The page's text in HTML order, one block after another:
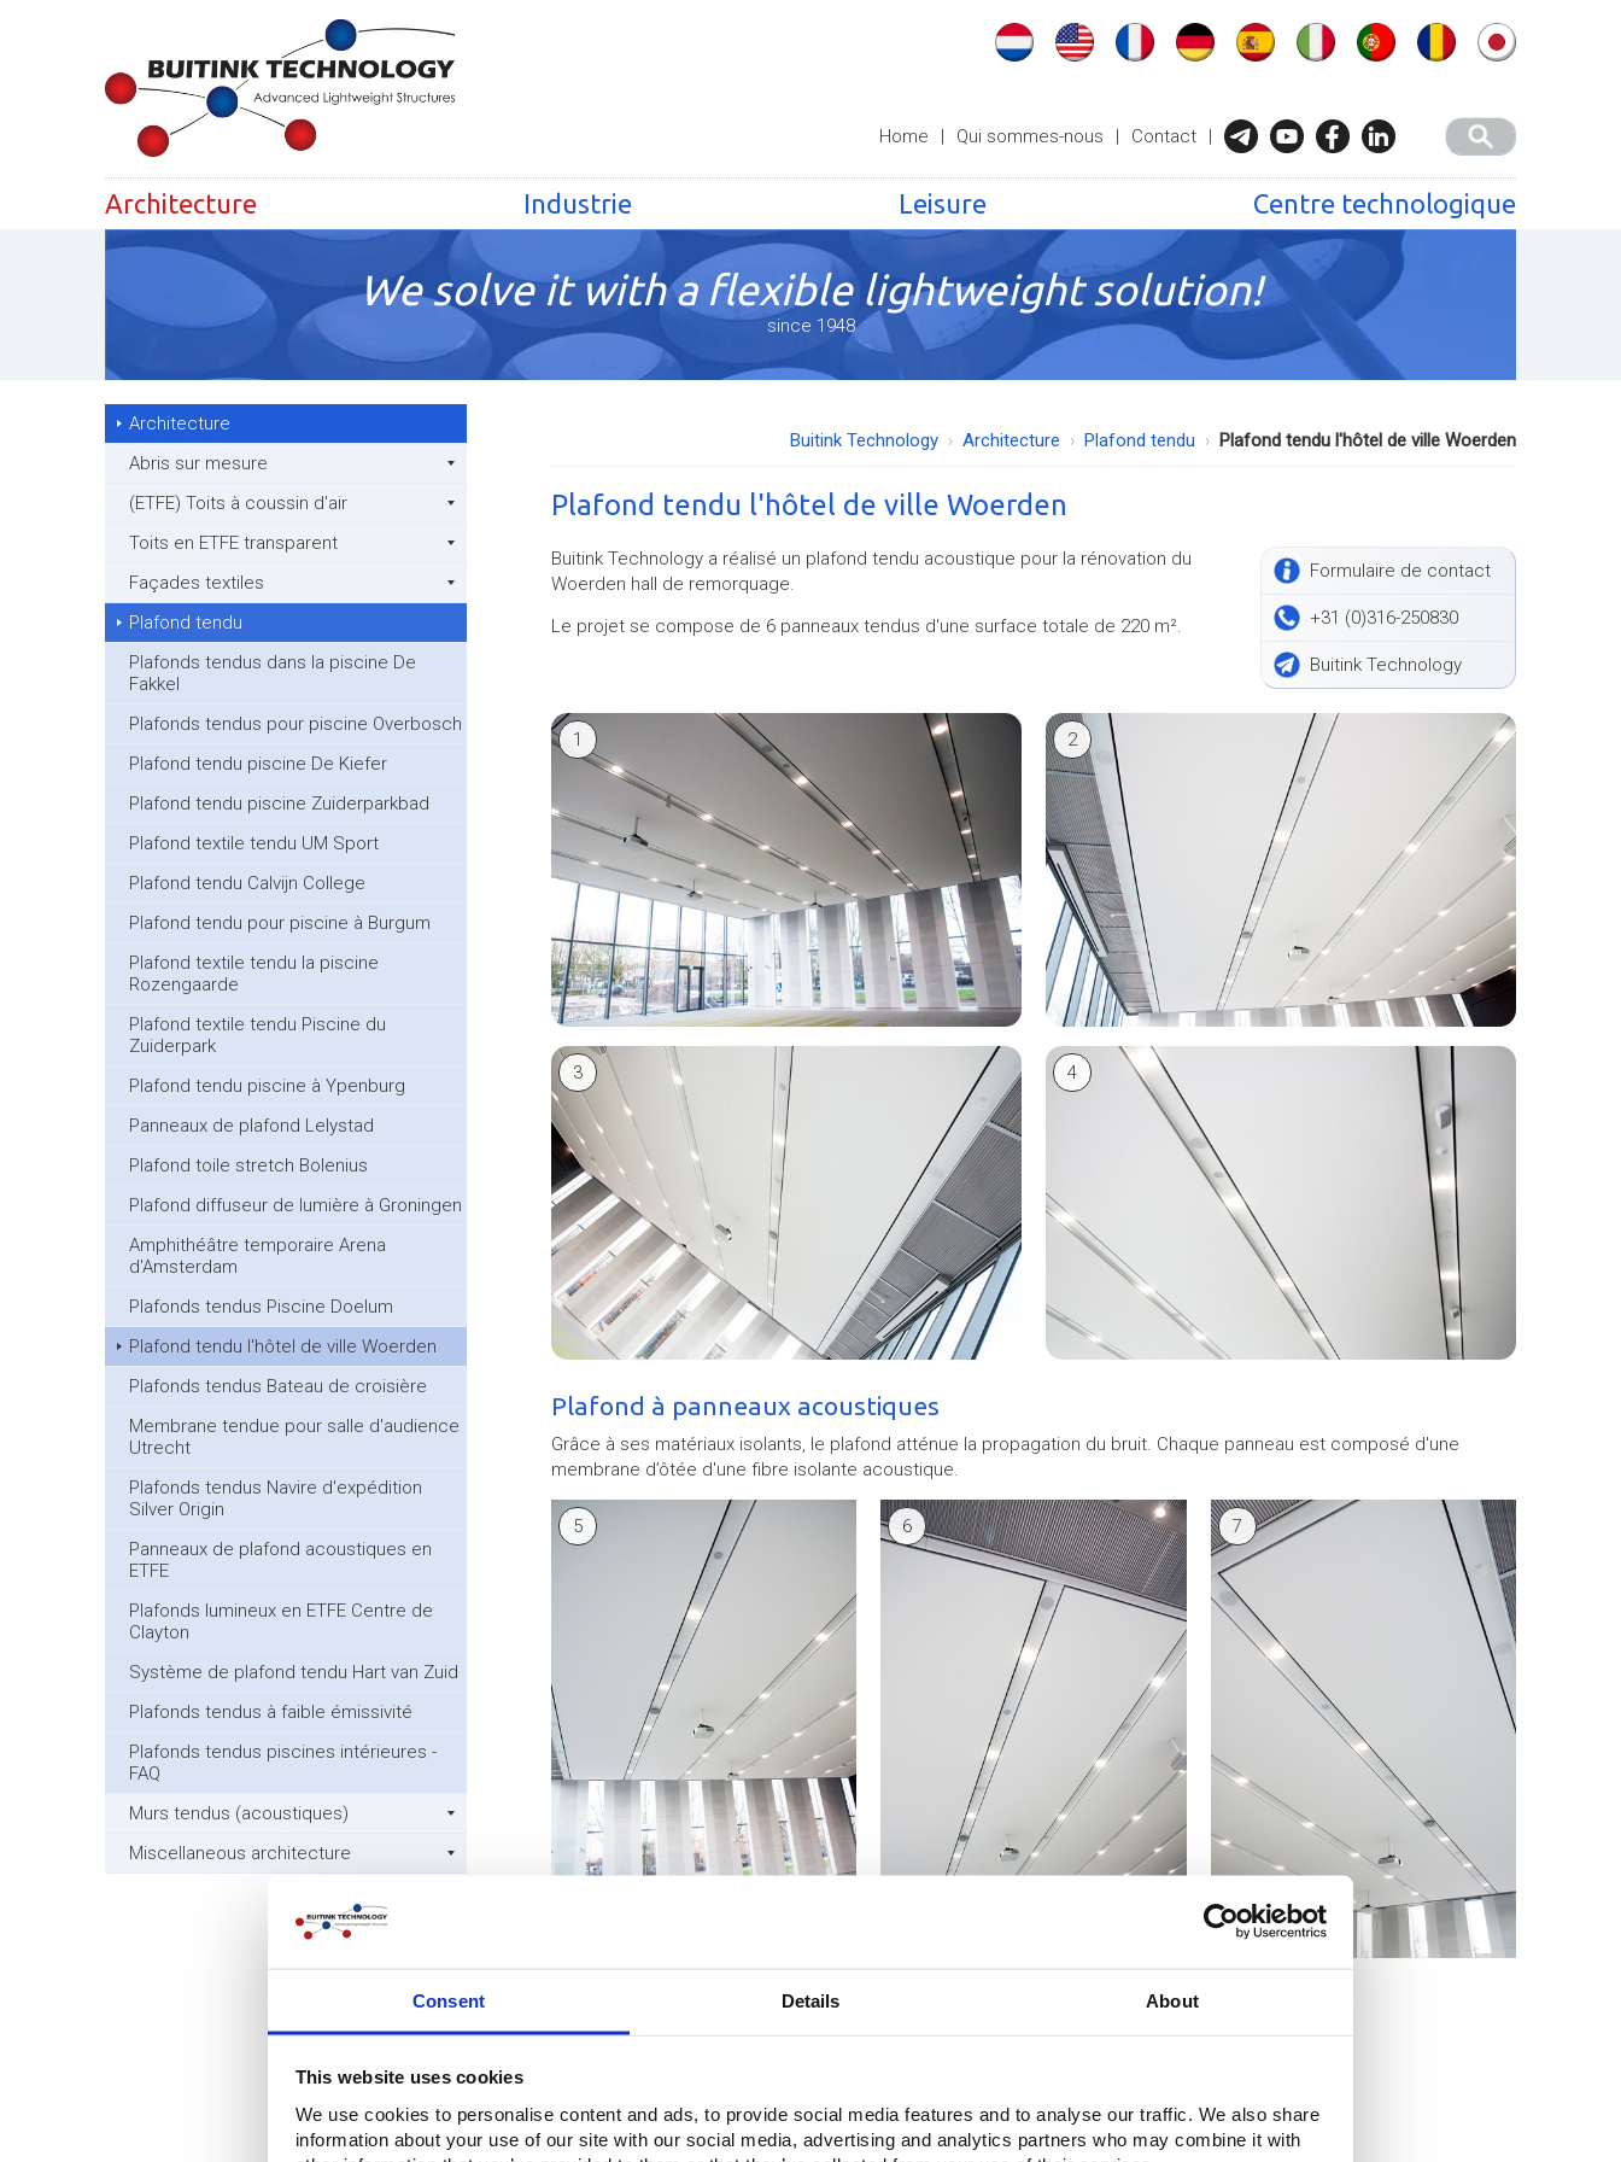
Consent Details About
This website uses cookies
We use cookies to personalise content and ads, to provide social media features and to analyse our traffic. We also share
information about your use of our site with our social media, advertising and analytics partners who may combine it with
Home | Qui sommes-nous | Contact |
Architecture Industrie Leisure Centre technologique
We solve it with a flexible lightweight solution!
since 1948
Architecture
Abris sur mesure
(ETFE) Toits à coussin d'air
Toits en ETFE transparent
Façades textiles
Plafond tendu
Plafonds tendus dans la piscine De
Fakkel
Plafonds tendus pour piscine Overbosch
Plafond tendu piscine De Kiefer
Plafond tendu piscine Zuiderparkbad
Plafond textile tendu UM Sport
Plafond tendu Calvijn College
Plafond tendu pour piscine à Burgum
Plafond textile tendu la piscine
Rozengaarde
Plafond textile tendu Piscine du
Zuiderpark
Plafond tendu piscine à Ypenburg
Panneaux de plafond Lelystad
Plafond toile stretch Bolenius
Plafond diffuseur de lumière à Groningen
Amphithéâtre temporaire Arena
d'Amsterdam
Plafonds tendus Piscine Doelum
Plafond tendu l'hôtel de ville Woerden
Plafonds tendus Bateau de croisière
Membrane tendue pour salle d'audience
Utrecht
Plafonds tendus Navire d'expédition
Silver Origin
Panneaux de plafond acoustiques en
ETFE
Plafonds lumineux en ETFE Centre de
Clayton
Système de plafond tendu Hart van Zuid
Plafonds tendus à faible émissivité
Plafonds tendus piscines intérieures -
FAQ
Murs tendus (acoustiques)
Miscellaneous architecture
Buitink Technology Architecture Plafond tendu Plafond tendu l'hôtel de ville Woerden
Plafond tendu l'hôtel de ville Woerden
Formulaire de contact
+31 (0)316-250830
Buitink Technology
Buitink Technology a réalisé un plafond tendu acoustique pour la rénovation du
Woerden hall de remorquage.
Le projet se compose de 6 panneaux tendus d'une surface totale de 220 m².
1 2
3 4
Plafond à panneaux acoustiques
Grâce à ses matériaux isolants, le plafond atténue la propagation du bruit. Chaque panneau est composé d'une
membrane d’ôtée d'une fibre isolante acoustique.
5 6 7
City of Woerden
Principal entrepreneur:
BAM Construction et ingénierie